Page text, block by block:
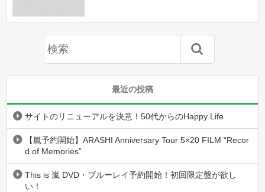
最近の投稿
サイトのリニューアルを決意！50代からのHappy Life
【嵐予約開始】ARASHI Anniversary Tour 5×20 FILM “Recor
d of Memories”
This is 嵐 DVD・ブルーレイ予約開始！初回限定盤が欲し
い！